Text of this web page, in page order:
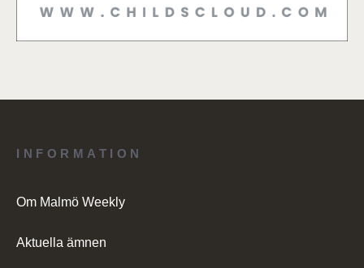
INFORMATION
Om Malmö Weekly
Aktuella ämnen